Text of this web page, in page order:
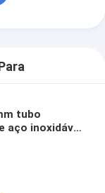
tubo
aço inoxidável